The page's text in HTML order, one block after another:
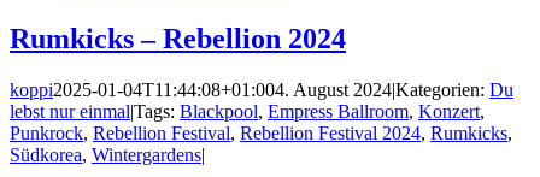
Rumkicks – Rebellion 2024
koppi2025-01-04T11:44:08+01:004. August 2024|Kategorien: Du
lebst nur einmal|Tags: Blackpool, Empress Ballroom, Konzert,
Punkrock, Rebellion Festival, Rebellion Festival 2024, Rumkicks,
Südkorea, Wintergardens|